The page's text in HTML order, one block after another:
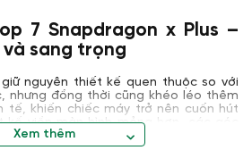
7 Snapdragon x Plus –
sang trọng
nguyên thiết kế quen thuộc so với
nhưng đồng thời cũng khéo léo thêm
tế, khiến chiếc máy trở nên cuốn hút
viền màn hình mỏng hơn, các góc
phần bản lề không còn lớp phủ bóng
mới, thanh lịch và hiện đại hơn. Dù
nhỏ nhặt, nhưng chúng lại góp phần
Xem thêm